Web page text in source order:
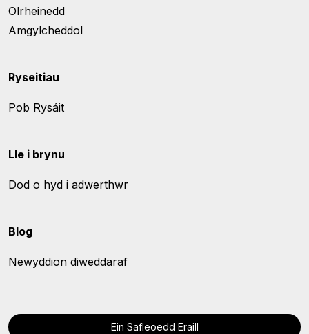
Olrheinedd
Amgylcheddol
Ryseitiau
Pob Rysáit
Lle i brynu
Dod o hyd i adwerthwr
Blog
Newyddion diweddaraf
Ein Safleoedd Eraill